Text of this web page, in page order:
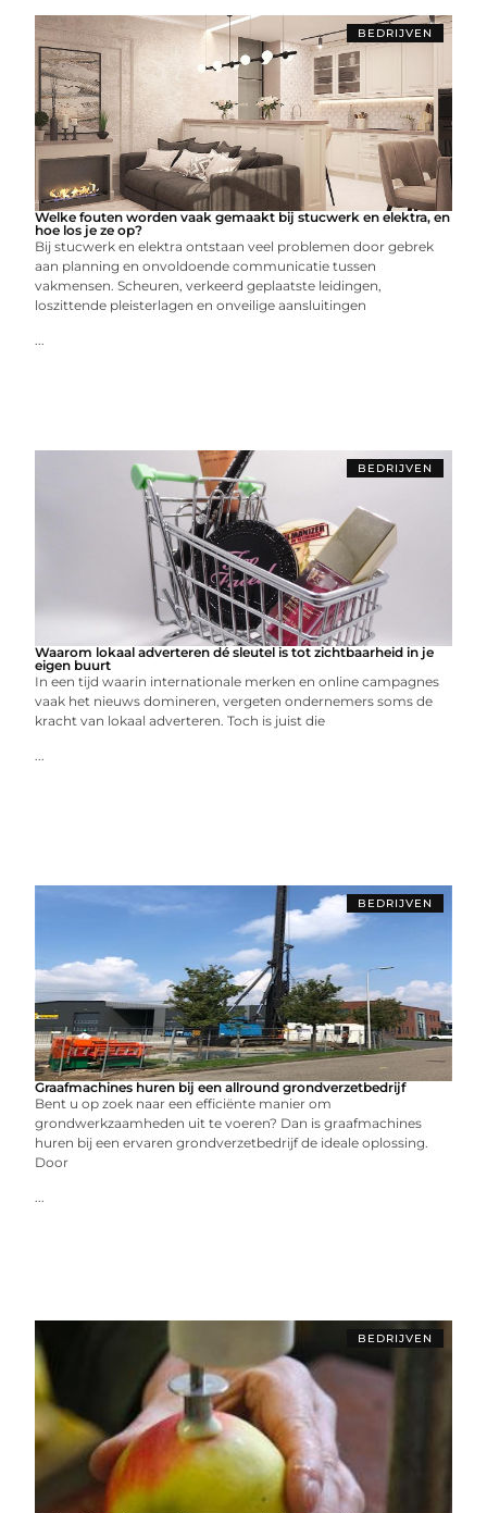
BEDRIJVEN
Welke fouten worden vaak gemaakt bij stucwerk en elektra, en
hoe los je ze op?
Bij stucwerk en elektra ontstaan veel problemen door gebrek
aan planning en onvoldoende communicatie tussen
vakmensen. Scheuren, verkeerd geplaatste leidingen,
loszittende pleisterlagen en onveilige aansluitingen
...
BEDRIJVEN
Waarom lokaal adverteren dé sleutel is tot zichtbaarheid in je
eigen buurt
In een tijd waarin internationale merken en online campagnes
vaak het nieuws domineren, vergeten ondernemers soms de
kracht van lokaal adverteren. Toch is juist die
...
BEDRIJVEN
Graafmachines huren bij een allround grondverzetbedrijf
Bent u op zoek naar een efficiënte manier om
grondwerkzaamheden uit te voeren? Dan is graafmachines
huren bij een ervaren grondverzetbedrijf de ideale oplossing.
Door
...
BEDRIJVEN